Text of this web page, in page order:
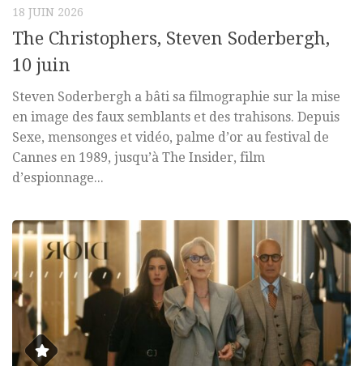
18 JUIN 2026
The Christophers, Steven Soderbergh,
10 juin
Steven Soderbergh a bâti sa filmographie sur la mise
en image des faux semblants et des trahisons. Depuis
Sexe, mensonges et vidéo, palme d’or au festival de
Cannes en 1989, jusqu’à The Insider, film
d’espionnage...